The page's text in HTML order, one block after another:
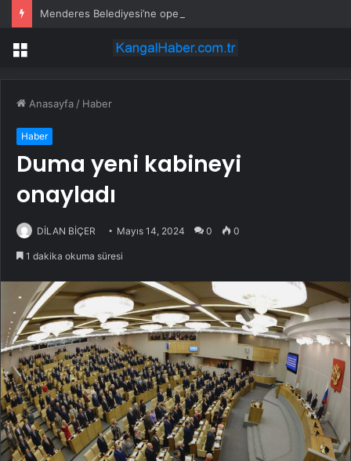
Menü
Anasayfa / Haber
Haber
Duma yeni kabineyi
onayladı
DİLAN BİÇER Mayıs 14, 2024 0 0
1 dakika okuma süresi